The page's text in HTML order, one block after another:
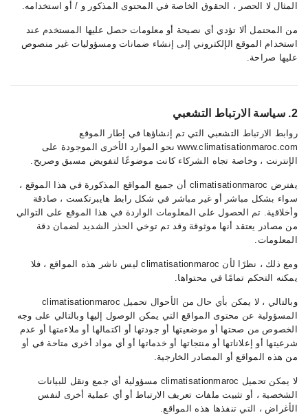
المثال لا الحصر ، الحقوق الخاصة في المحتوى المذكور و / أو استخدامه.
من المحتمل ألا تؤدي أي نصيحة أو معلومات حصل عليها المستخدم عند
استخدام الموقع الإلكتروني إلى إنشاء ضمانات ومسؤوليات غير منصوص
عليها صراحة.
2. سياسة الارتباط التشعبي
روابط الارتباط التشعبي التي تم إنشاؤها في إطار الموقع
www.climatisationmaroc.com نحو الموارد الأخرى الموجودة على
الإنترنت ، وخاصة تجاه الشركاء كانت موضوعًا لتفويض مسبق وصريح.
يفترض climatisationmaroc أن جميع المواقع المذكورة في هذا الموقع ،
سواء بشكل مباشر أو غير مباشر في شكل رابط هايبرتكست ، صادقة
وأخلاقية. تم الحصول على المعلومات الواردة في هذا الموقع على التوالي
من مصادر يعتقد أنها موثوقة وقد تم توخي الحذر الشديد لضمان دقة
المعلومات.
ومع ذلك ، نظرًا لأن climatisationmaroc ليس ناشر هذه المواقع ، فلا
يمكنه التحكم تمامًا في محتواها.
وبالتالي ، لا يمكن بأي حال من الأحوال تحميل climatisationmaroc
المسؤولية عن محتوى المواقع التي يمكن الوصول إليها وبالتالي على وجه
الخصوص من صحتها أو موضعيتها أو جودتها أو اكتمالها أو ملاءمتها أو عدم
شرعيتها أو إعلاناتها أو منتجاتها أو خدماتها أو أي مواد أخرى متاحة في أو
من هذه المواقع أو المصادر الخارجية.
لا يمكن تحميل climatisationmaroc مسؤولية أي جمع ونقل للبيانات
الشخصية ، أو تثبيت ملفات تعريف الارتباط أو أي عملية أخرى لنفس
الأغراض ، التي تنفذها هذه المواقع.